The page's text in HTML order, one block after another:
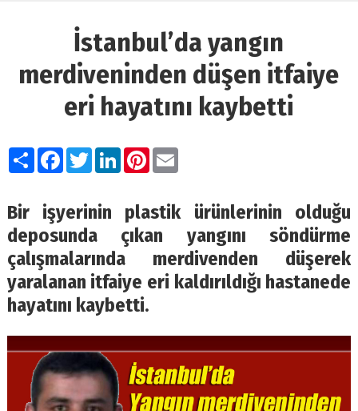
İstanbul’da yangın
merdiveninden düşen itfaiye
eri hayatını kaybetti
PaylaşFacebook
TwitterLinkedIn
Pinterest
Email
Bir işyerinin plastik ürünlerinin olduğu
deposunda çıkan yangını söndürme
çalışmalarında merdivenden düşerek
yaralanan itfaiye eri kaldırıldığı hastanede
hayatını kaybetti.